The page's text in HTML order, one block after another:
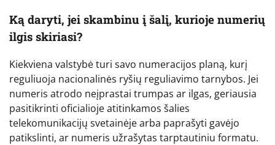
Ką daryti, jei skambinu į šalį, kurioje numerių
ilgis skiriasi?
Kiekviena valstybė turi savo numeracijos planą, kurį
reguliuoja nacionalinės ryšių reguliavimo tarnybos. Jei
numeris atrodo neįprastai trumpas ar ilgas, geriausia
pasitikrinti oficialioje atitinkamos šalies
telekomunikacijų svetainėje arba paprašyti gavėjo
patikslinti, ar numeris užrašytas tarptautiniu formatu.